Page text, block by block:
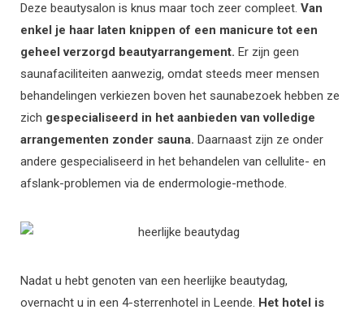
Deze beautysalon is knus maar toch zeer compleet. Van
enkel je haar laten knippen of een manicure tot een
geheel verzorgd beautyarrangement. Er zijn geen
saunafaciliteiten aanwezig, omdat steeds meer mensen
behandelingen verkiezen boven het saunabezoek hebben ze
zich gespecialiseerd in het aanbieden van volledige
arrangementen zonder sauna. Daarnaast zijn ze onder
andere gespecialiseerd in het behandelen van cellulite- en
afslank-problemen via de endermologie-methode.
Nadat u hebt genoten van een heerlijke beautydag,
overnacht u in een 4-sterrenhotel in Leende. Het hotel is